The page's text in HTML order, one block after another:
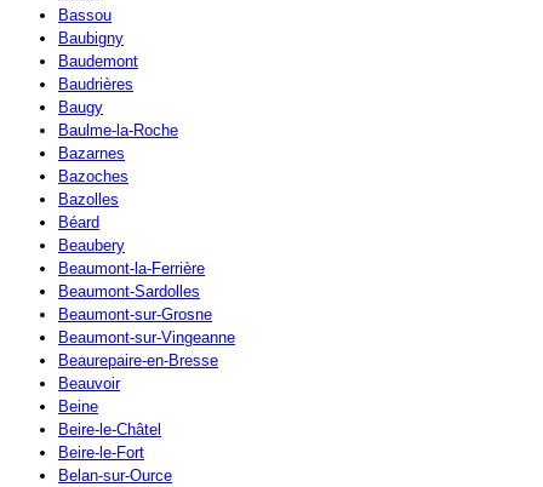
Bassou
Baubigny
Baudemont
Baudrières
Baugy
Baulme-la-Roche
Bazarnes
Bazoches
Bazolles
Béard
Beaubery
Beaumont-la-Ferrière
Beaumont-Sardolles
Beaumont-sur-Grosne
Beaumont-sur-Vingeanne
Beaurepaire-en-Bresse
Beauvoir
Beine
Beire-le-Châtel
Beire-le-Fort
Belan-sur-Ource